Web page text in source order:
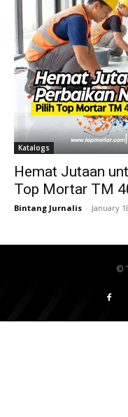
Katalogs
Hemat Jutaan
Top Mortar TM
Bintang Jurnalis - January
©